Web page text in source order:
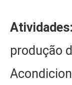
Atividades:
produção